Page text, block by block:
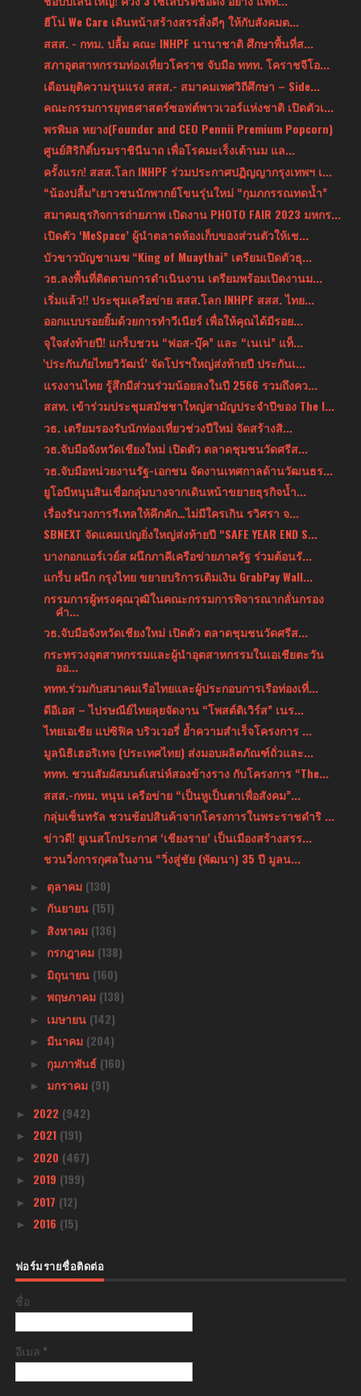
ฮีโน่ We Care เดินหน้าสร้างสรรสิ่งดีๆ ให้กับสังคมต...
สสส. - กทม. ปลื้ม คณะ INHPF นานาชาติ ศึกษาพื้นที่ส...
สภาอุตสาหกรรมท่องเที่ยวโคราช จับมือ ททท. โคราชจีโอ...
เดือนยุติความรุนแรง สสส.- สมาคมเพศวิถีศึกษา – Side...
คณะกรรมการยุทธศาสตร์ซอฟต์พาวเวอร์แห่งชาติ เปิดตัวเ...
พรพิมล หยาง(Founder and CEO Pennii Premium Popcorn)
ศูนย์สิริกิติ์บรมราชินีนาถ เพื่อโรคมะเร็งเต้านม แล...
ครั้งแรก! สสส.โลก INHPF ร่วมประกาศปฏิญญากรุงเทพฯ เ...
“น้องปลื้ม”เยาวชนนักพากย์โขนรุ่นใหม่ “กุมภกรรณทดน้ำ”
สมาคมธุรกิจการถ่ายภาพ เปิดงาน PHOTO FAIR 2023 มหกร...
เปิดตัว ‘MeSpace’ ผู้นำตลาดห้องเก็บของส่วนตัวให้เช...
บัวขาวบัญชาเมฆ “King of Muaythai” เตรียมเปิดตัวธุ...
วธ.ลงพื้นที่ติดตามการดำเนินงาน เตรียมพร้อมเปิดงานม...
เริ่มแล้ว!! ประชุมเครือข่าย สสส.โลก INHPF สสส. ไทย...
ออกแบบรอยยิ้มด้วยการทำวีเนียร์ เพื่อให้คุณได้มีรอย...
จุใจส่งท้ายปี! แกร็บชวน “ฟอส-บุ๊ค” และ “เนเน่” แท็...
'ประกันภัยไทยวิวัฒน์’ จัดโปรฯใหญ่ส่งท้ายปี ประกันเ...
แรงงานไทย รู้สึกมีส่วนร่วมน้อยลงในปี 2566 รวมถึงคว...
สสท. เข้าร่วมประชุมสมัชชาใหญ่สามัญประจำปีของ The I...
วธ. เตรียมรองรับนักท่องเที่ยวช่วงปีใหม่ จัดสร้างสิ...
วธ.จับมือจังหวัดเชียงใหม่ เปิดตัว ตลาดชุมชนวัดศรีส...
วธ.จับมือหน่วยงานรัฐ-เอกชน จัดงานเทศกาลด้านวัฒนธร...
ยูโอบีหนุนสินเชื่อกลุ่มบางจากเดินหน้าขยายธุรกิจน้ำ...
เรื่องรันวงการรีเทลให้คึกคัก…ไม่มีใครเกิน รวิศรา จ...
SBNEXT จัดแคมเปญยิ่งใหญ่ส่งท้ายปี “SAFE YEAR END S...
บางกอกแอร์เวย์ส ผนึกภาคีเครือข่ายภาครัฐ ร่วมต้อนรั...
แกร็บ ผนึก กรุงไทย ขยายบริการเติมเงิน GrabPay Wall...
กรรมการผู้ทรงคุณวุฒิในคณะกรรมการพิจารณากลั่นกรอง
คำ...
วธ.จับมือจังหวัดเชียงใหม่ เปิดตัว ตลาดชุมชนวัดศรีส...
กระทรวงอุตสาหกรรมและผู้นำอุตสาหกรรมในเอเชียตะวัน
ออ...
ททท.ร่วมกับสมาคมเรือไทยและผู้ประกอบการเรือท่องเที่...
ดีอีเอส – ไปรษณีย์ไทยลุยจัดงาน “โพสต์ติเวิร์ส” เนร...
ไทยเอเชีย แปซิฟิค บริวเวอรี่ ย้ำความสำเร็จโครงการ ...
มูลนิธิเฮอริเทจ (ประเทศไทย) ส่งมอบผลิตภัณฑ์ถั่วและ...
ททท. ชวนสัมผัสมนต์เสน่ห์สองข้างราง กับโครงการ “The...
สสส.-กทม. หนุน เครือข่าย “เป็นหูเป็นตาเพื่อสังคม”...
กลุ่มเซ็นทรัล ชวนช้อปสินค้าจากโครงการในพระราชดำริ ...
ข่าวดี! ยูเนสโกประกาศ ‘เชียงราย’ เป็นเมืองสร้างสรร...
ชวนวิ่งการกุศลในงาน “วิ่งสู่ชัย (พัฒนา) 35 ปี มูลน...
► ตุลาคม (130)
► กันยายน (151)
► สิงหาคม (136)
► กรกฎาคม (138)
► มิถุนายน (160)
► พฤษภาคม (138)
► เมษายน (142)
► มีนาคม (204)
► กุมภาพันธ์ (160)
► มกราคม (91)
► 2022 (942)
► 2021 (191)
► 2020 (467)
► 2019 (199)
► 2017 (12)
► 2016 (15)
ฟอร์มรายชื่อติดต่อ
ชื่อ
อีเมล *